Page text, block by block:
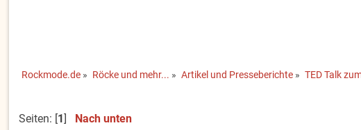
Rockmode.de » Röcke und mehr... » Artikel und Presseberichte » TED Talk
Seiten: [1] Nach unten